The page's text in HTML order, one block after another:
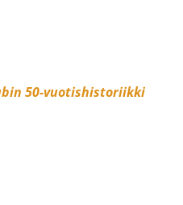
50-vuotishistoriikki